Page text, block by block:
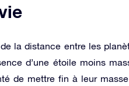
la distance entre les
d’une étoile moins
de mettre fin à leur masse